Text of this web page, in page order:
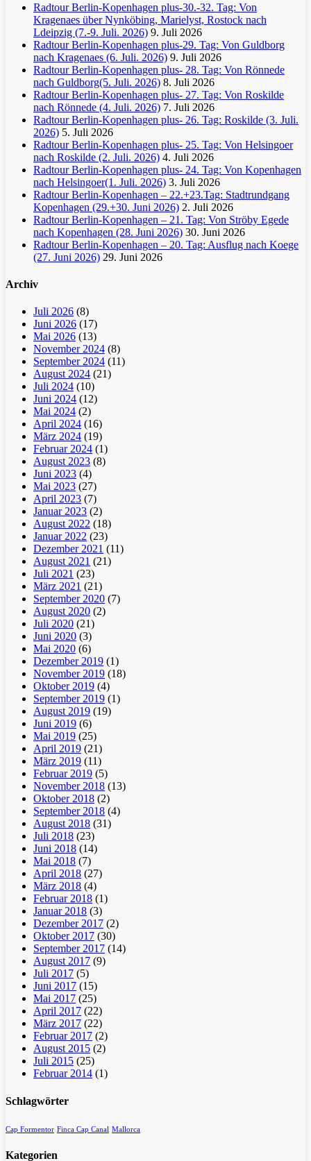
Radtour Berlin-Kopenhagen plus-30.-32. Tag: Von
Kragenaes über Nynköbing, Marielyst, Rostock nach
Ldeipzig (7.-9. Juli. 2026) 9. Juli 2026
Radtour Berlin-Kopenhagen plus-29. Tag: Von Guldborg
nach Kragenaes (6. Juli. 2026) 9. Juli 2026
Radtour Berlin-Kopenhagen plus- 28. Tag: Von Rönnede
nach Guldborg(5. Juli. 2026) 8. Juli 2026
Radtour Berlin-Kopenhagen plus- 27. Tag: Von Roskilde
nach Rönnede (4. Juli. 2026) 7. Juli 2026
Radtour Berlin-Kopenhagen plus- 26. Tag: Roskilde (3. Juli.
2026) 5. Juli 2026
Radtour Berlin-Kopenhagen plus- 25. Tag: Von Helsingoer
nach Roskilde (2. Juli. 2026) 4. Juli 2026
Radtour Berlin-Kopenhagen plus- 24. Tag: Von Kopenhagen
nach Helsingoer(1. Juli. 2026) 3. Juli 2026
Radtour Berlin-Kopenhagen – 22.+23.Tag: Stadtrundgang
Kopenhagen (29.+30. Juni 2026) 2. Juli 2026
Radtour Berlin-Kopenhagen – 21. Tag: Von Ströby Egede
nach Kopenhagen (28. Juni 2026) 30. Juni 2026
Radtour Berlin-Kopenhagen – 20. Tag: Ausflug nach Koege
(27. Juni 2026) 29. Juni 2026
Archiv
Juli 2026 (8)
Juni 2026 (17)
Mai 2026 (13)
November 2024 (8)
September 2024 (11)
August 2024 (21)
Juli 2024 (10)
Juni 2024 (12)
Mai 2024 (2)
April 2024 (16)
März 2024 (19)
Februar 2024 (1)
August 2023 (8)
Juni 2023 (4)
Mai 2023 (27)
April 2023 (7)
Januar 2023 (2)
August 2022 (18)
Januar 2022 (23)
Dezember 2021 (11)
August 2021 (21)
Juli 2021 (23)
März 2021 (21)
September 2020 (7)
August 2020 (2)
Juli 2020 (21)
Juni 2020 (3)
Mai 2020 (6)
Dezember 2019 (1)
November 2019 (18)
Oktober 2019 (4)
September 2019 (1)
August 2019 (19)
Juni 2019 (6)
Mai 2019 (25)
April 2019 (21)
März 2019 (11)
Februar 2019 (5)
November 2018 (13)
Oktober 2018 (2)
September 2018 (4)
August 2018 (31)
Juli 2018 (23)
Juni 2018 (14)
Mai 2018 (7)
April 2018 (27)
März 2018 (4)
Februar 2018 (1)
Januar 2018 (3)
Dezember 2017 (2)
Oktober 2017 (30)
September 2017 (14)
August 2017 (9)
Juli 2017 (5)
Juni 2017 (15)
Mai 2017 (25)
April 2017 (22)
März 2017 (22)
Februar 2017 (2)
August 2015 (2)
Juli 2015 (25)
Februar 2014 (1)
Schlagwörter
Cap Formentor Finca Cap Canal Mallorca
Kategorien